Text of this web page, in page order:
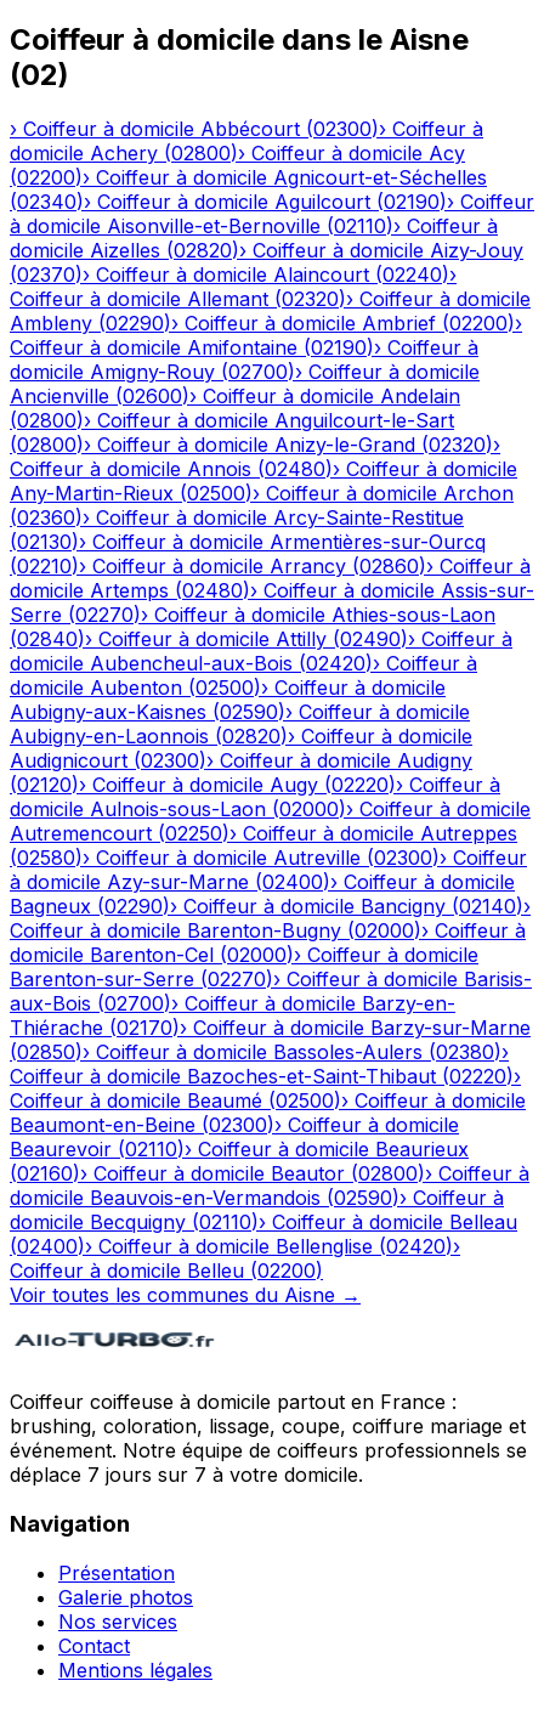
Coiffeur à domicile dans le Aisne
(02)
› Coiffeur à domicile Abbécourt (02300)› Coiffeur à
domicile Achery (02800)› Coiffeur à domicile Acy
(02200)› Coiffeur à domicile Agnicourt-et-Séchelles
(02340)› Coiffeur à domicile Aguilcourt (02190)› Coiffeur
à domicile Aisonville-et-Bernoville (02110)› Coiffeur à
domicile Aizelles (02820)› Coiffeur à domicile Aizy-Jouy
(02370)› Coiffeur à domicile Alaincourt (02240)›
Coiffeur à domicile Allemant (02320)› Coiffeur à domicile
Ambleny (02290)› Coiffeur à domicile Ambrief (02200)›
Coiffeur à domicile Amifontaine (02190)› Coiffeur à
domicile Amigny-Rouy (02700)› Coiffeur à domicile
Ancienville (02600)› Coiffeur à domicile Andelain
(02800)› Coiffeur à domicile Anguilcourt-le-Sart
(02800)› Coiffeur à domicile Anizy-le-Grand (02320)›
Coiffeur à domicile Annois (02480)› Coiffeur à domicile
Any-Martin-Rieux (02500)› Coiffeur à domicile Archon
(02360)› Coiffeur à domicile Arcy-Sainte-Restitue
(02130)› Coiffeur à domicile Armentières-sur-Ourcq
(02210)› Coiffeur à domicile Arrancy (02860)› Coiffeur à
domicile Artemps (02480)› Coiffeur à domicile Assis-sur-
Serre (02270)› Coiffeur à domicile Athies-sous-Laon
(02840)› Coiffeur à domicile Attilly (02490)› Coiffeur à
domicile Aubencheul-aux-Bois (02420)› Coiffeur à
domicile Aubenton (02500)› Coiffeur à domicile
Aubigny-aux-Kaisnes (02590)› Coiffeur à domicile
Aubigny-en-Laonnois (02820)› Coiffeur à domicile
Audignicourt (02300)› Coiffeur à domicile Audigny
(02120)› Coiffeur à domicile Augy (02220)› Coiffeur à
domicile Aulnois-sous-Laon (02000)› Coiffeur à domicile
Autremencourt (02250)› Coiffeur à domicile Autreppes
(02580)› Coiffeur à domicile Autreville (02300)› Coiffeur
à domicile Azy-sur-Marne (02400)› Coiffeur à domicile
Bagneux (02290)› Coiffeur à domicile Bancigny (02140)›
Coiffeur à domicile Barenton-Bugny (02000)› Coiffeur à
domicile Barenton-Cel (02000)› Coiffeur à domicile
Barenton-sur-Serre (02270)› Coiffeur à domicile Barisis-
aux-Bois (02700)› Coiffeur à domicile Barzy-en-
Thiérache (02170)› Coiffeur à domicile Barzy-sur-Marne
(02850)› Coiffeur à domicile Bassoles-Aulers (02380)›
Coiffeur à domicile Bazoches-et-Saint-Thibaut (02220)›
Coiffeur à domicile Beaumé (02500)› Coiffeur à domicile
Beaumont-en-Beine (02300)› Coiffeur à domicile
Beaurevoir (02110)› Coiffeur à domicile Beaurieux
(02160)› Coiffeur à domicile Beautor (02800)› Coiffeur à
domicile Beauvois-en-Vermandois (02590)› Coiffeur à
domicile Becquigny (02110)› Coiffeur à domicile Belleau
(02400)› Coiffeur à domicile Bellenglise (02420)›
Coiffeur à domicile Belleu (02200)
Voir toutes les communes du Aisne →
Coiffeur coiffeuse à domicile partout en France :
brushing, coloration, lissage, coupe, coiffure mariage et
événement. Notre équipe de coiffeurs professionnels se
déplace 7 jours sur 7 à votre domicile.
Navigation
Présentation
Galerie photos
Nos services
Contact
Mentions légales